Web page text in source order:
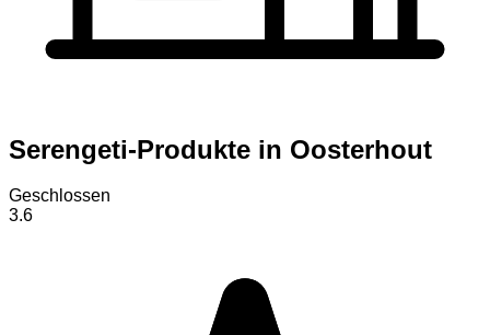
Serengeti-Produkte in Oosterhout
Geschlossen
3.6